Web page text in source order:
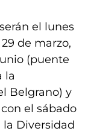
el lunes
de marzo,
(puente
la
Belgrano) y
el sábado
la Diversidad